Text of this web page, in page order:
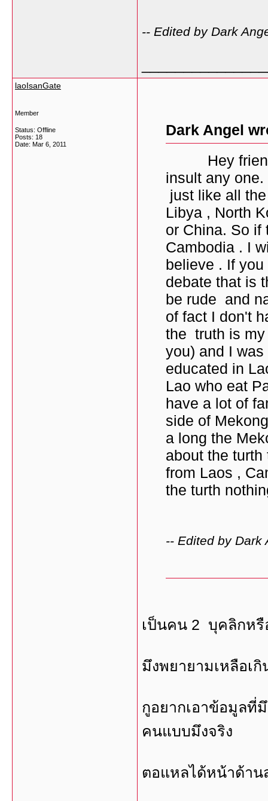
-- Edited by Dark
laoIsanGate
Member
Status: Offline
Posts: 18
Date: Mar 6, 2011
Dark Angel
Hey friend ,
insult any
just like all
Libya , North
or China. So if
Cambodia . I
believe . If
debate that is
be rude and
of fact I don't
the truth is my
you) and I
educated in
Lao who eat
have a lot of
side of
a long the
about the
from Laos ,
the turth
-- Edited by Dark
เป็นคน 2 บุคลิกหรื
มึงพยายามเหลือเ
กูอยากเอาข้อมูลที่
คนแบบมึงจริง
ตอแหลได้หน้าด้าน